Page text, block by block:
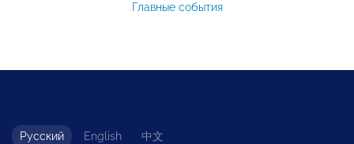
Главные события
Русский English 中文